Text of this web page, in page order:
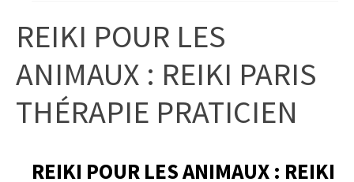
REIKI POUR LES
ANIMAUX : REIKI PARIS
THÉRAPIE PRATICIEN
REIKI POUR LES ANIMAUX : REIKI